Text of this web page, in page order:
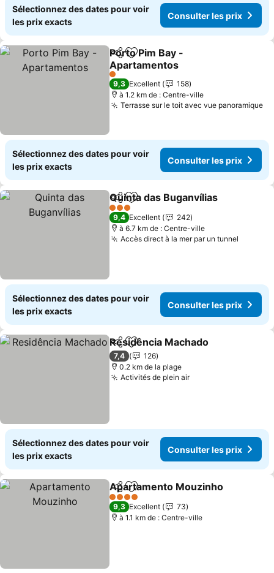
Sélectionnez des dates pour voir
les prix exacts
Consulter les prix
PartagerAjouter à mes favoris
Porto Pim Bay -
Apartamentos
Consulter les prix
1 Étoiles
9,3 Excellent
158
à 1.2 km de : Centre-ville
Terrasse sur le toit avec vue panoramique
Sélectionnez des dates pour voir
les prix exacts
Consulter les prix
PartagerAjouter à mes favoris
Quinta das Buganvílias
3 Étoiles
9,4 Excellent
242
à 6.7 km de : Centre-ville
Accès direct à la mer par un tunnel
Sélectionnez des dates pour voir
les prix exacts
Consulter les prix
PartagerAjouter à mes favoris
Residência Machado
7,4
126
0.2 km de la plage
Activités de plein airConsulter les prix
Sélectionnez des dates pour voir
les prix exacts
Consulter les prix
PartagerAjouter à mes favoris
Apartamento Mouzinho
4 Étoiles
9,3 Excellent
73
à 1.1 km de : Centre-ville